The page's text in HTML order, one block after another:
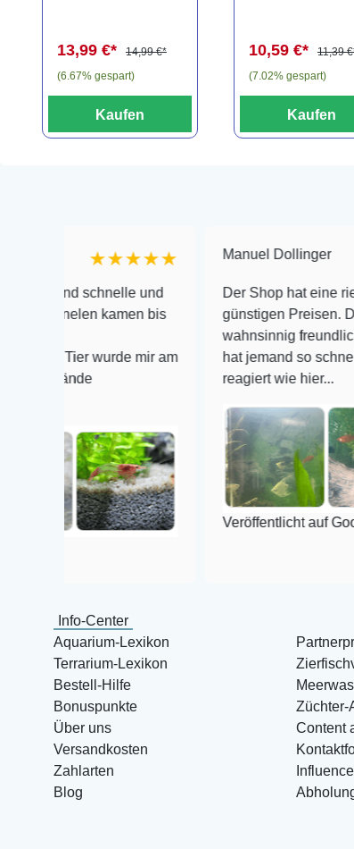
3er Tonamphore
13,99 €*
14,99 €*
(6.67% gespart)
Kaufen
10,59 €*
11,39
(7.02% gespart)
Kaufen
★★★★★
schnelle und
kamen bis
wurde mir am
Manuel Dollinger
Der Shop hat eine riesige
günstigen Preisen. Der
wahnsinnig freundlich und
hat jemand so schnell und
reagiert wie hier...
Veröffentlicht auf Google
Info-Center
Aquarium-Lexikon
Terrarium-Lexikon
Bestell-Hilfe
Bonuspunkte
Über uns
Versandkosten
Zahlarten
Blog
Züchter-
Content